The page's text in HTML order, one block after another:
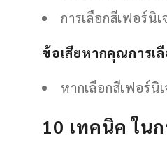
การเลือกสีเฟอร์นิ
ข้อเสียหากคุณการเ
หากเลือกสีเฟอร์
10 เทคนิค ใน